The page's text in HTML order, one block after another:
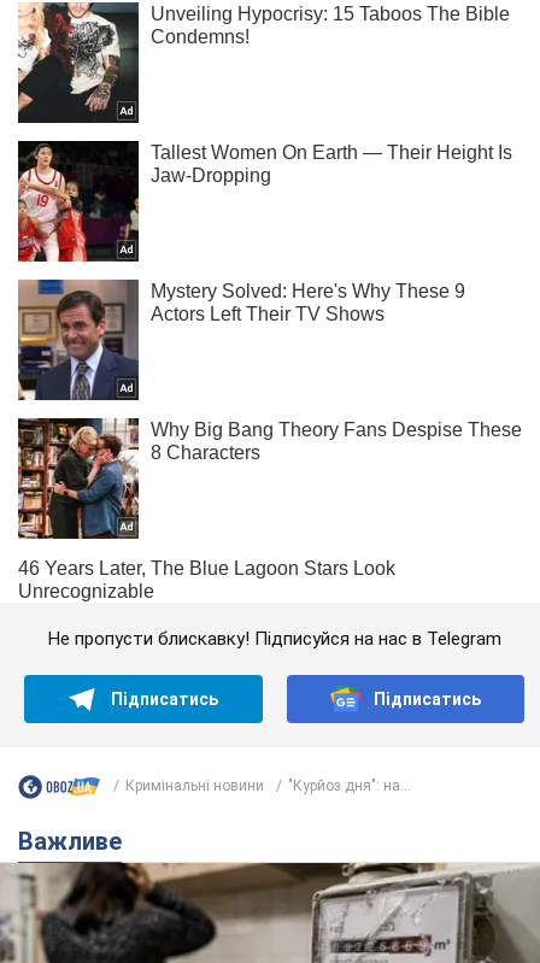
Не пропусти блискавку! Підписуйся на нас в Telegram
Підписатись Підписатись
Кримінальні новини "Курйоз дня": на...
Важливе